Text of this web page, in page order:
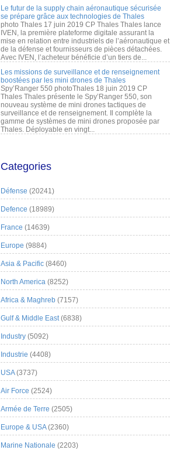
Le futur de la supply chain aéronautique sécurisée
se prépare grâce aux technologies de Thales
photo Thales 17 juin 2019 CP Thales Thales lance
IVEN, la première plateforme digitale assurant la
mise en relation entre industriels de l’aéronautique et
de la défense et fournisseurs de pièces détachées.
Avec IVEN, l’acheteur bénéficie d’un tiers de...
Les missions de surveillance et de renseignement
boostées par les mini drones de Thales
Spy’Ranger 550 photoThales 18 juin 2019 CP
Thales Thales présente le Spy’Ranger 550, son
nouveau système de mini drones tactiques de
surveillance et de renseignement. Il complète la
gamme de systèmes de mini drones proposée par
Thales. Déployable en vingt...
Categories
Défense (20241)
Defence (18989)
France (14639)
Europe (9884)
Asia & Pacific (8460)
North America (8252)
Africa & Maghreb (7157)
Gulf & Middle East(6838)
Industry (5092)
Industrie (4408)
USA(3737)
Air Force (2524)
Armée de Terre (2505)
Europe & USA(2360)
Marine Nationale (2203)